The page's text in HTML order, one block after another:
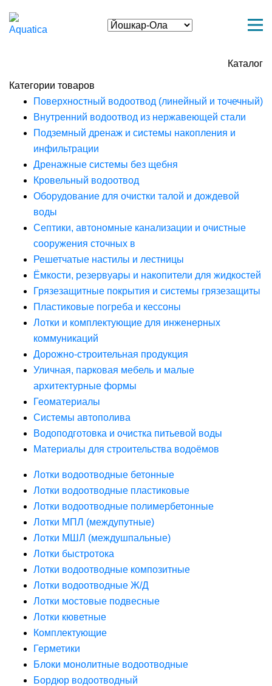
Каталог
Категории товаров
Поверхностный водоотвод (линейный и точечный)
Внутренний водоотвод из нержавеющей стали
Подземный дренаж и системы накопления и
инфильтрации
Дренажные системы без щебня
Кровельный водоотвод
Оборудование для очистки талой и дождевой
воды
Септики, автономные канализации и очистные
сооружения сточных в
Решетчатые настилы и лестницы
Ёмкости, резервуары и накопители для жидкостей
Грязезащитные покрытия и системы грязезащиты
Пластиковые погреба и кессоны
Лотки и комплектующие для инженерных
коммуникаций
Дорожно-строительная продукция
Уличная, парковая мебель и малые
архитектурные формы
Геоматериалы
Системы автополива
Водоподготовка и очистка питьевой воды
Материалы для строительства водоёмов
Лотки водоотводные бетонные
Лотки водоотводные пластиковые
Лотки водоотводные полимербетонные
Лотки МПЛ (междупутные)
Лотки МШЛ (междушпальные)
Лотки быстротока
Лотки водоотводные композитные
Лотки водоотводные Ж/Д
Лотки мостовые подвесные
Лотки кюветные
Комплектующие
Герметики
Блоки монолитные водоотводные
Бордюр водоотводный